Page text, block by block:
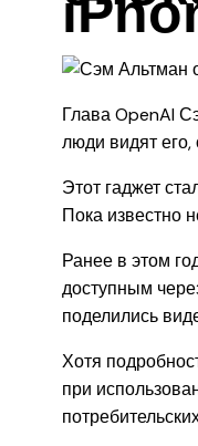
Глава OpenAI
люди видят его,
Этот гаджет
Пока известно
Ранее в этом
доступным
поделились
Хотя
при